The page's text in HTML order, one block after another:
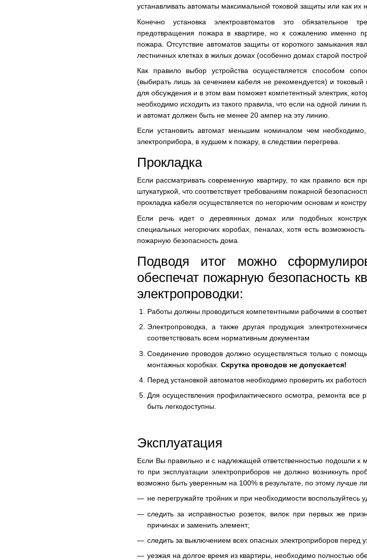
устанавливать автоматы максимальной токовой защиты или как их
Конечно установка электроавтоматов это обязательное
предотвращения пожара в квартире, но к сожалению именно
пожара. Отсутствие автоматов защиты от короткого замыкания
лестничных клетках в жилых домах (особенно домах старой
Как правило выбор устройства осуществляется способом
(выбирать лишь за сечением кабеля не рекомендуется) и
для обсуждения и в этом вам поможет компетентный электрик,
необходимо исходить из такого правила, что если на одной линии
и автомат должен быть не менее 20 ампер на эту линию.
Если установить автомат меньшим номиналом чем
электроприбора, в худшем к пожару, в следствии перегрева.
Прокладка
Если рассматривать современную квартиру, то как правило вся
штукатуркой, что соответствует требованиям пожарной
прокладка кабеля осуществляется по негорючим основам и
Если речь идет о деревянных домах или подобных
специальных негорючих коробах, пеналах, хотя есть
пожарную безопасность дома.
Подводя итог можно
обеспечат пожарную безопасность
электропроводки:
Работы должны проводиться компетентными рабочими в
Электропроводка, а также другая продукция
соответствовать всем нормативным документам
Соединение проводов должно осуществляться только с
монтажных коробках. Скрутка проводов не допускается!
Перед установкой автоматов необходимо проверить их
Для осуществления профилактического осмотра, ремонта все
быть легкодоступны.
Эксплуатация
Если Вы правильно и с надлежащей ответственностью подошли к
то при эксплуатации электроприборов не должно возникнуть
возможно быть уверенным на 100% в результате, по этому лучше
не перегружайте тройник и при необходимости воспользуйтесь
следить за исправностью розеток, вилок при первых же
причинах и заменить элемент;
следить за выключением всех опасных электроприборов перед
уезжая на долгое время из квартиры, необходимо полностью